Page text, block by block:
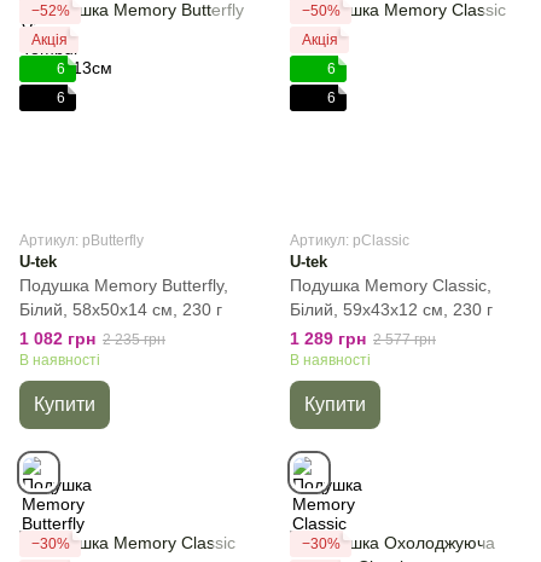
−52%
Акція
6
6
Артикул: pButterfly
U-tek
Подушка Memory Butterfly,
Білий, 58x50x14 см, 230 г
1 082 грн 2 235 грн
В наявності
Купити
−50%
Акція
6
6
Артикул: pClassic
U-tek
Подушка Memory Classic,
Білий, 59x43x12 см, 230 г
1 289 грн 2 577 грн
В наявності
Купити
−30%
−30%